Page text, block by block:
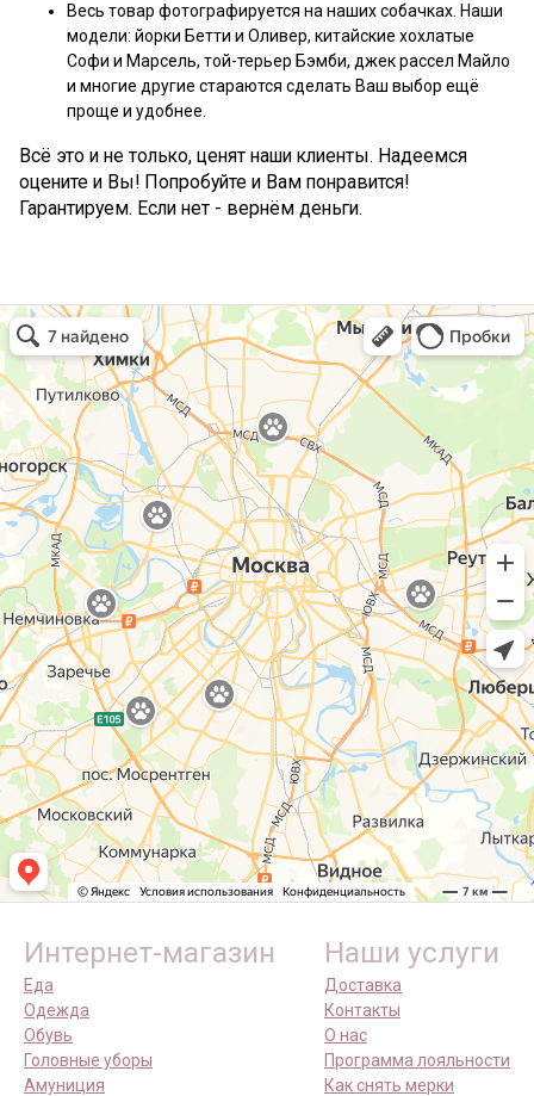
Весь товар фотографируется на наших собачках. Наши
модели: йорки Бетти и Оливер, китайские хохлатые
Софи и Марсель, той-терьер Бэмби, джек рассел Майло
и многие другие стараются сделать Ваш выбор ещё
проще и удобнее.
Всё это и не только, ценят наши клиенты. Надеемся
оцените и Вы! Попробуйте и Вам понравится!
Гарантируем. Если нет - вернём деньги.
Интернет-магазин
Еда
Одежда
Обувь
Головные уборы
Амуниция
Наши услуги
Доставка
Контакты
О нас
Программа лояльности
Как снять мерки